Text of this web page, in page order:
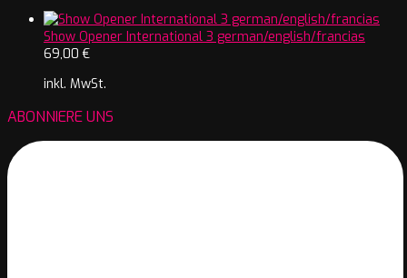
Show Opener International 3 german/english/francias
69,00 €
inkl. MwSt.
ABONNIERE UNS